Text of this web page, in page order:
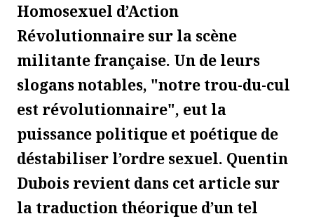
Homosexuel d’Action
Révolutionnaire sur la scène
militante française. Un de leurs
slogans notables, "notre trou-du-cul
est révolutionnaire", eut la
puissance politique et poétique de
déstabiliser l’ordre sexuel. Quentin
Dubois revient dans cet article sur
la traduction théorique d’un tel